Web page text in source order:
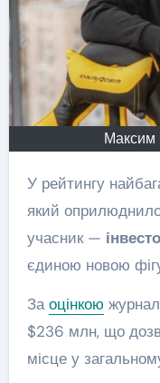
Максим
У рейтингу найбагатших українців за 2025 рік,
який
учасник —
єдиною новою
Заоцінкою
$236 млн, що
місце у